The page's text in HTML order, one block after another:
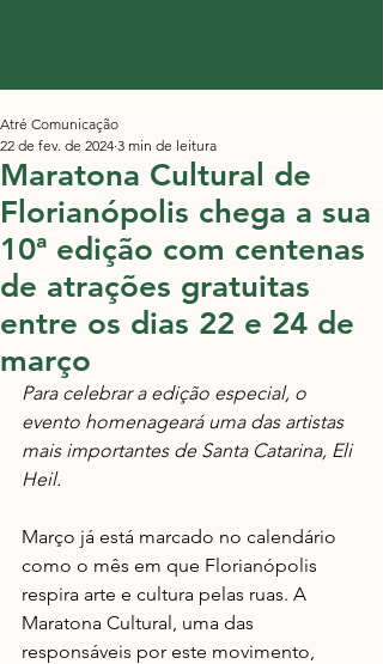
Maratona Cultural de
Florianópolis chega a sua
10ª edição com centenas
de atrações gratuitas
entre os dias 22 e 24 de
março
Atré Comunicação
22 de fev. de 2024 3 min de leitura
Para celebrar a edição especial, o
evento homenageará uma das artistas
mais importantes de Santa Catarina, Eli
Heil.
Março já está marcado no calendário
como o mês em que Florianópolis
respira arte e cultura pelas ruas. A
Maratona Cultural, uma das
responsáveis por este movimento,